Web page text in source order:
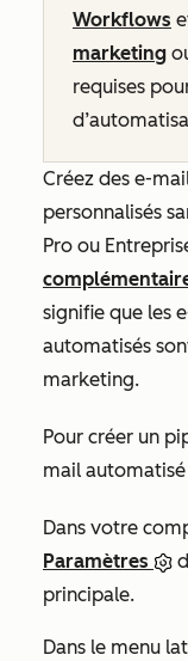
Workflows
marketing
requises
Créez des e-
personnalisés
Pro ou
signifie que les
automatisés
marketing.
Pour créer un
mail automatisé
Dans votre
Paramètres
principale.
Dans le menu